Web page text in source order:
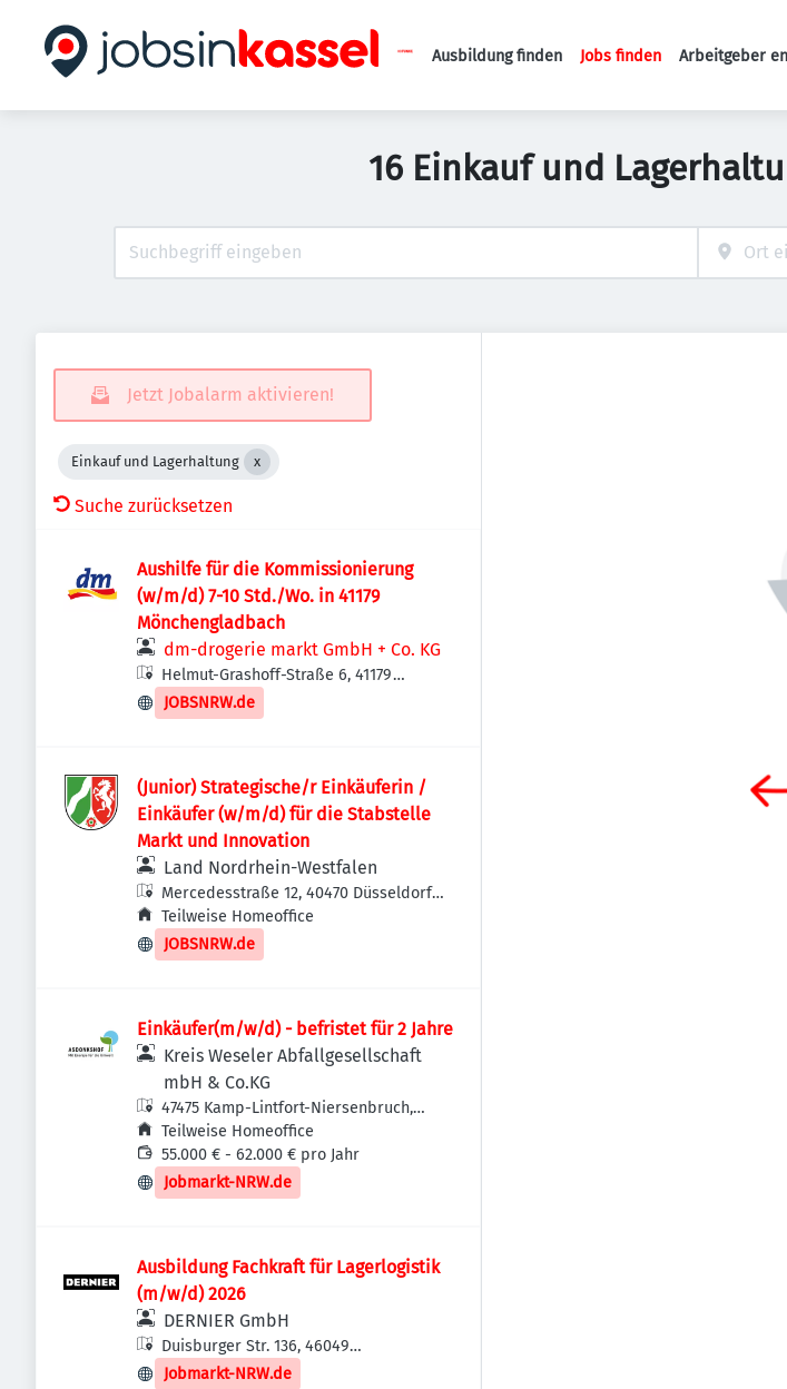
Haupt-
Ausbildung finden Jobs finden Arbeitgeber
16 Einkauf und
Jetzt Jobalarm aktivieren!
Einkauf und Lagerhaltung
Suche zurücksetzen
Aushilfe für die Kommissionierung
(w/m/d) 7-10 Std./Wo. in 41179
Mönchengladbach
dm-drogerie markt GmbH + Co. KG
Helmut-Grashoff-Straße 6, 41179
Mönchengladbach, Deutschland
JOBSNRW.de
(Junior) Strategische/r Einkäuferin /
Einkäufer (w/m/d) für die Stabstelle
Markt und Innovation
Land Nordrhein-Westfalen
Mercedesstraße 12, 40470 Düsseldorf,
Deutschland
Teilweise Homeoffice
JOBSNRW.de
Einkäufer(m/w/d) - befristet für 2 Jahre
Kreis Weseler Abfallgesellschaft
mbH & Co.KG
47475 Kamp-Lintfort-Niersenbruch,
Deutschland
Teilweise Homeoffice
55.000 € - 62.000 € pro Jahr
Jobmarkt-NRW.de
Ausbildung Fachkraft für Lagerlogistik
(m/w/d) 2026
DERNIER GmbH
Duisburger Str. 136, 46049
Oberhausen, Deutschland
Jobmarkt-NRW.de